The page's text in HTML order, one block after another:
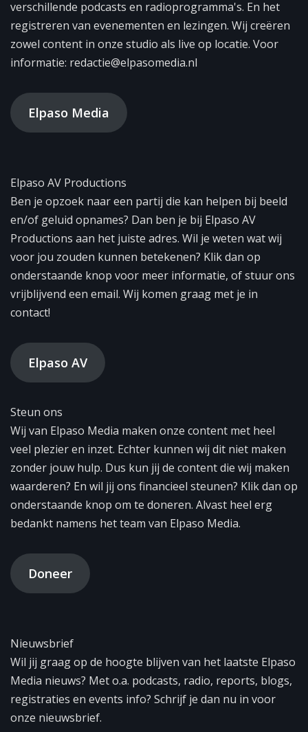
verschillende podcasts en radioprogramma's. En het
registreren van evenementen en lezingen. Wij creëren
zowel content in onze studio als live op locatie. Voor
informatie: redactie@elpasomedia.nl
Elpaso Media
Elpaso AV Productions
Ben je opzoek naar een partij die kan helpen bij beeld
en/of geluid opnames? Dan ben je bij Elpaso AV
Productions aan het juiste adres. Wil je weten wat wij
voor jou zouden kunnen betekenen? Klik dan op
onderstaande knop voor meer informatie, of stuur ons
vrijblijvend een email. Wij komen graag met je in
contact!
Elpaso AV
Steun ons
Wij van Elpaso Media maken onze content met heel
veel plezier en inzet. Echter kunnen wij dit niet maken
zonder jouw hulp. Dus kun jij de content die wij maken
waarderen? En wil jij ons financieel steunen? Klik dan op
onderstaande knop om te doneren. Alvast heel erg
bedankt namens het team van Elpaso Media.
Doneer
Nieuwsbrief
Wil jij graag op de hoogte blijven van het laatste Elpaso
Media nieuws? Met o.a. podcasts, radio, reports, blogs,
registraties en events info? Schrijf je dan nu in voor
onze nieuwsbrief.